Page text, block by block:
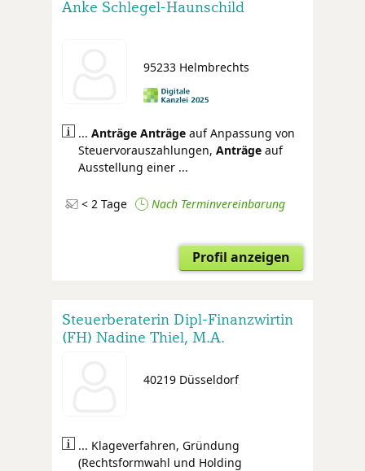
Anke Schlegel-Haunschild
95233 Helmbrechts
... Anträge Anträge auf Anpassung von
Steuervorauszahlungen, Anträge auf
Ausstellung einer ...
< 2 Tage Nach Terminvereinbarung
Profil anzeigen
Steuerberaterin Dipl-Finanzwirtin
(FH) Nadine Thiel, M.A.
40219 Düsseldorf
... Klageverfahren, Gründung
(Rechtsformwahl und Holding